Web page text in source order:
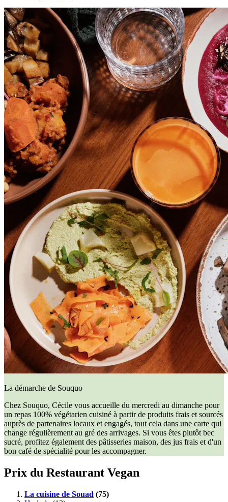
La démarche de Souquo
Chez Souquo, Cécile vous accueille du mercredi au dimanche pour
un repas 100% végétarien cuisiné à partir de produits frais et sourcés
auprès de partenaires locaux et engagés, tout cela dans une carte qui
change régulièrement au gré des arrivages. Si vous êtes plutôt bec
sucré, profitez également des pâtisseries maison, des jus frais et d'un
bon café de spécialité pour les accompagner.
Prix du Restaurant Vegan
La cuisine de Souad (75)